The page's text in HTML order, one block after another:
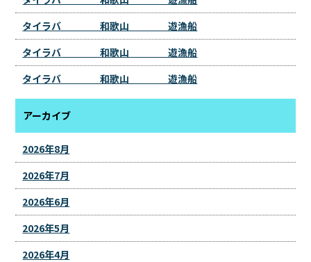
タイラバ 和歌山 遊漁船
タイラバ 和歌山 遊漁船
タイラバ 和歌山 遊漁船
アーカイブ
2026年8月
2026年7月
2026年6月
2026年5月
2026年4月